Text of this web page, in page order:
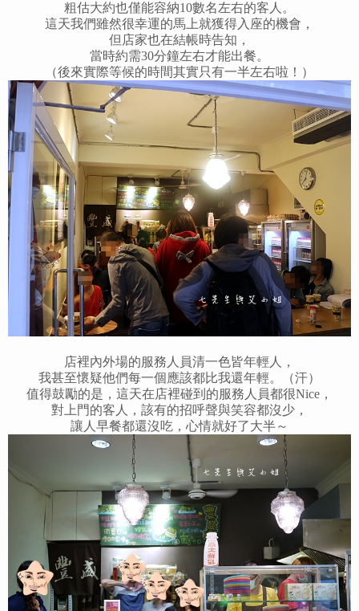
粗估大約也僅能容納10數名左右的客人。
這天我們雖然很幸運的馬上就獲得入座的機會，
但店家也在結帳時告知，
當時約需30分鐘左右才能出餐。
（後來實際等候的時間其實只有一半左右啦！）
店裡內外場的服務人員清一色皆年輕人，
我甚至懷疑他們每一個應該都比我還年輕。（汗）
值得鼓勵的是，這天在店裡碰到的服務人員都很Nice，
對上門的客人，該有的招呼聲與笑容都沒少，
讓人早餐都還沒吃，心情就好了大半～